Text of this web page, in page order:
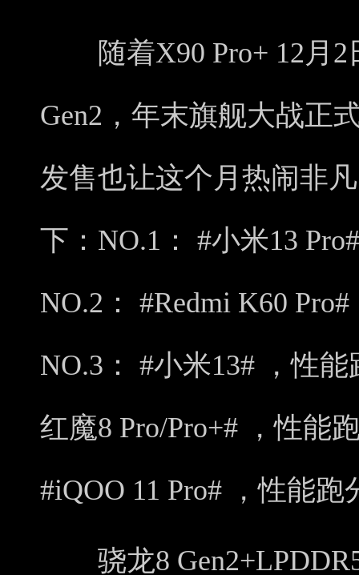
随着X90 Pro+ 12月2
Gen2，年末旗舰大战正
发售也让这个月热闹非
下：NO.1： #小米13
NO.2： #Redmi K60
NO.3： #小米13# ，性
红魔8 Pro/Pro+# ，性能
#iQOO 11 Pro# ，性能跑
骁龙8